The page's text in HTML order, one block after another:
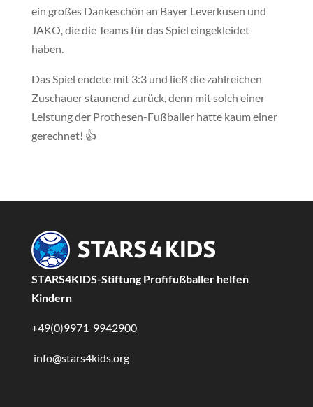
ein großes Dankeschön an Bayer Leverkusen und
JAKO, die die Teams für das Spiel eingekleidet
haben.
Das Spiel endete mit 3:3 und ließ die zahlreichen
Zuschauer staunend zurück, denn mit solch einer
Leistung der Prothesen-Fußballer hatte kaum einer
gerechnet! 👍
STARS4KIDS-Stiftung Profifußballer helfen
Kindern
+49(0)9971-9942900
info@stars4kids.org